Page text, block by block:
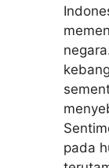
pada